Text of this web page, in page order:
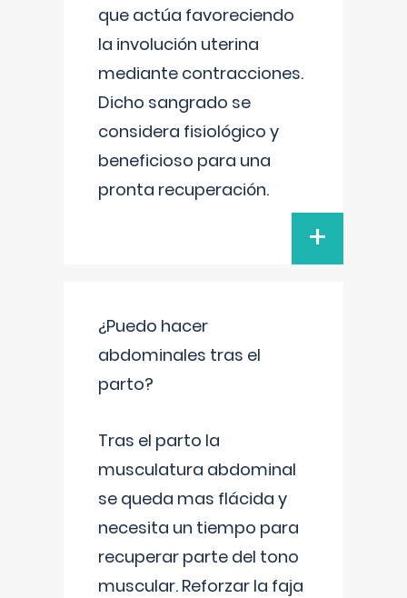
que actúa favoreciendo
la involución uterina
mediante contracciones.
Dicho sangrado se
considera fisiológico y
beneficioso para una
pronta recuperación.
+
¿Puedo hacer
abdominales tras el
parto?
Tras el parto la
musculatura abdominal
se queda mas flácida y
necesita un tiempo para
recuperar parte del tono
muscular. Reforzar la faja